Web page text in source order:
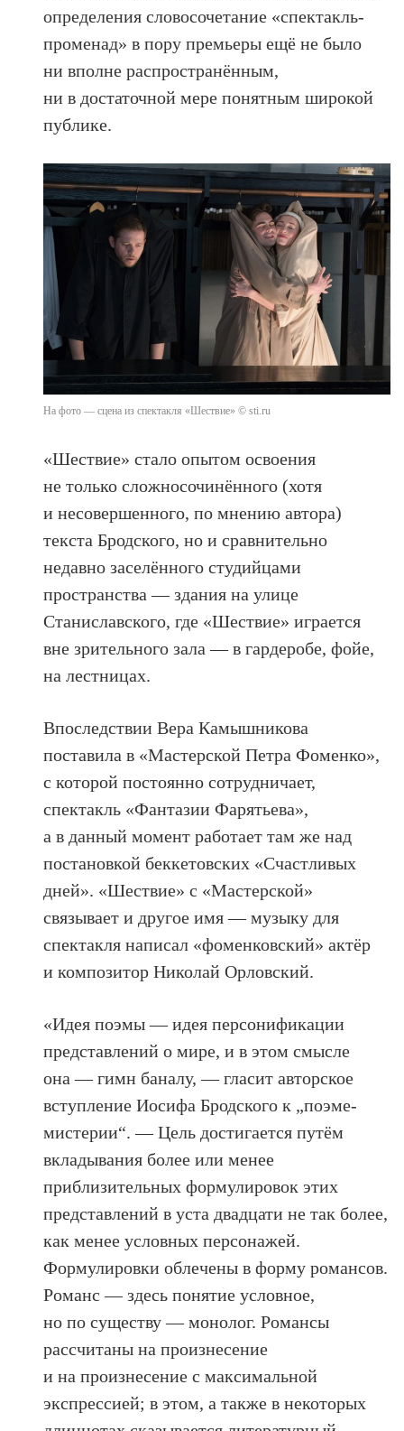
определения словосочетание «спектакль-
променад» в пору премьеры ещё не было
ни вполне распространённым,
ни в достаточной мере понятным широкой
публике.
На фото — сцена из спектакля «Шествие» © sti.ru
«Шествие» стало опытом освоения
не только сложносочинённого (хотя
и несовершенного, по мнению автора)
текста Бродского, но и сравнительно
недавно заселённого студийцами
пространства — здания на улице
Станиславского, где «Шествие» играется
вне зрительного зала — в гардеробе, фойе,
на лестницах.
Впоследствии Вера Камышникова
поставила в «Мастерской Петра Фоменко»,
с которой постоянно сотрудничает,
спектакль «Фантазии Фарятьева»,
а в данный момент работает там же над
постановкой беккетовских «Счастливых
дней». «Шествие» с «Мастерской»
связывает и другое имя — музыку для
спектакля написал «фоменковский» актёр
и композитор Николай Орловский.
«Идея поэмы — идея персонификации
представлений о мире, и в этом смысле
она — гимн баналу, — гласит авторское
вступление Иосифа Бродского к „поэме-
мистерии“. — Цель достигается путём
вкладывания более или менее
приблизительных формулировок этих
представлений в уста двадцати не так более,
как менее условных персонажей.
Формулировки облечены в форму романсов.
Романс — здесь понятие условное,
но по существу — монолог. Романсы
рассчитаны на произнесение
и на произнесение с максимальной
экспрессией; в этом, а также в некоторых